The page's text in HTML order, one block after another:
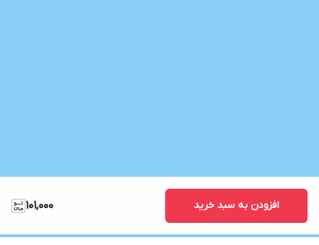
101,000 افزودن به سبد خرید